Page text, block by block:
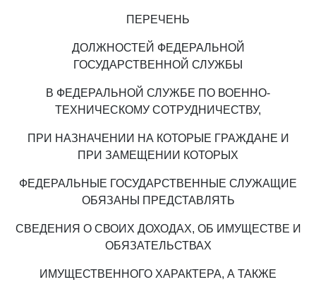
ПЕРЕЧЕНЬ
ДОЛЖНОСТЕЙ ФЕДЕРАЛЬНОЙ
ГОСУДАРСТВЕННОЙ СЛУЖБЫ
В ФЕДЕРАЛЬНОЙ СЛУЖБЕ ПО ВОЕННО-
ТЕХНИЧЕСКОМУ СОТРУДНИЧЕСТВУ,
ПРИ НАЗНАЧЕНИИ НА КОТОРЫЕ ГРАЖДАНЕ И
ПРИ ЗАМЕЩЕНИИ КОТОРЫХ
ФЕДЕРАЛЬНЫЕ ГОСУДАРСТВЕННЫЕ СЛУЖАЩИЕ
ОБЯЗАНЫ ПРЕДСТАВЛЯТЬ
СВЕДЕНИЯ О СВОИХ ДОХОДАХ, ОБ ИМУЩЕСТВЕ И
ОБЯЗАТЕЛЬСТВАХ
ИМУЩЕСТВЕННОГО ХАРАКТЕРА, А ТАКЖЕ